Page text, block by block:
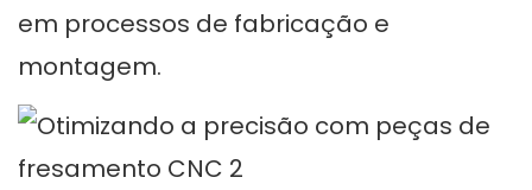
em processos de fabricação e
montagem.